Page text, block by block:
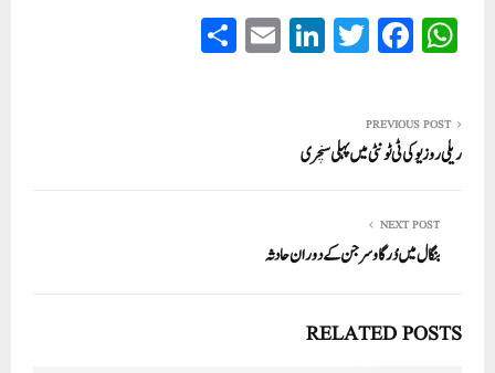
W
ha
A
pp
Fa
ce
ok
T
wi
r
Li
nk
E
m
PREVIOUS POST
ریلی روزیو کی ٹی ٹونٹی میں پہلی سنچری
NEXT POST
بنگال میں دُرگا وسرجن کے دوران حادثہ
RELATED POSTS